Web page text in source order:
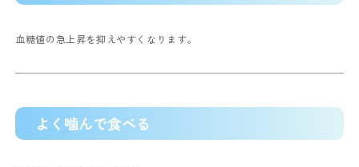
血糖値の急上昇を抑えやすくなります。
よく噛んで食べる